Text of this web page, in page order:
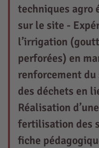
techniques agro
sur le site -
l’irrigation
perforées) en
renforcement
des déchets en
Réalisation
fertilisation des
fiche